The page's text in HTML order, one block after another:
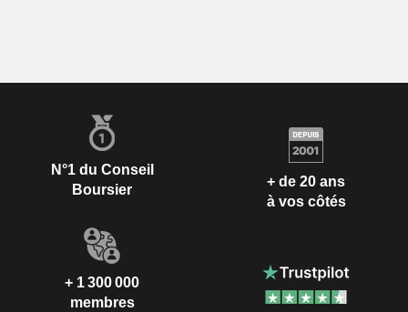
N°1 du Conseil
Boursier
+ de 20 ans
à vos côtés
+ 1 300 000
membres